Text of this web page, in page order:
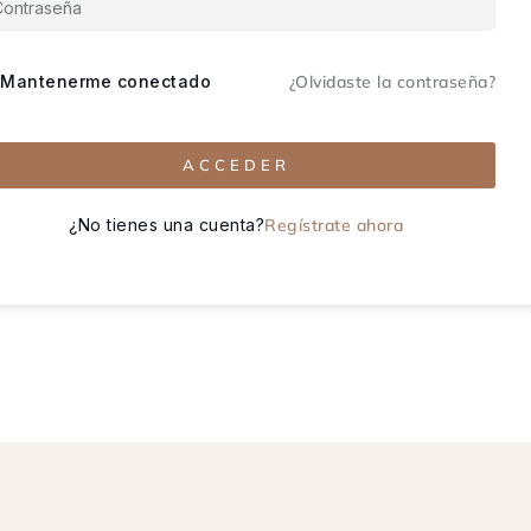
Mantenerme conectado ¿Olvidaste la contraseña?
ACCEDER
¿No tienes una cuenta?Regístrate ahora